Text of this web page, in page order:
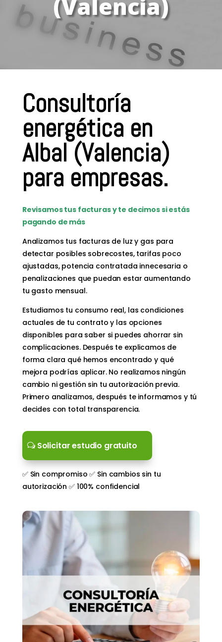
(Valencia)
Consultoría
energética en
Albal (Valencia)
para empresas.
Revisamos tus facturas y te decimos si estás
pagando de más
Analizamos tus facturas de luz y gas para
detectar posibles sobrecostes, tarifas poco
ajustadas, potencia contratada innecesaria o
penalizaciones que puedan estar aumentando
tu gasto mensual.
Estudiamos tu consumo real, las condiciones
actuales de tu contrato y las opciones
disponibles para saber si puedes ahorrar sin
complicaciones. Después te explicamos de
forma clara qué hemos encontrado y qué
mejora podrías aplicar. No realizamos ningún
cambio ni gestión sin tu autorización previa.
Primero analizamos, después te informamos y tú
decides con total transparencia.
Solicitar estudio gratuito
✅ Sin compromiso ✅ Sin cambios sin tu
autorización ✅ 100% confidencial